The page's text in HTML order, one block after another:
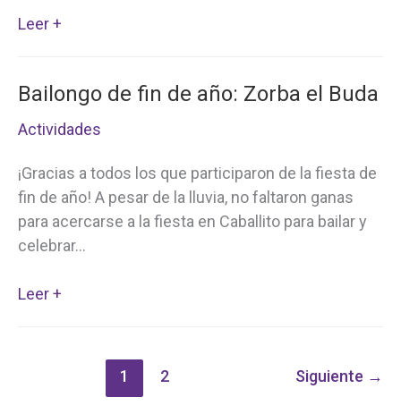
La
arma
contra
estrés
Leer +
Bailongo de fin de año: Zorba el Buda
Actividades
¡Gracias a todos los que participaron de la fiesta de
fin de año! A pesar de la lluvia, no faltaron ganas
para acercarse a la fiesta en Caballito para bailar y
celebrar…
Bailongo
Leer +
1 2 Siguiente →